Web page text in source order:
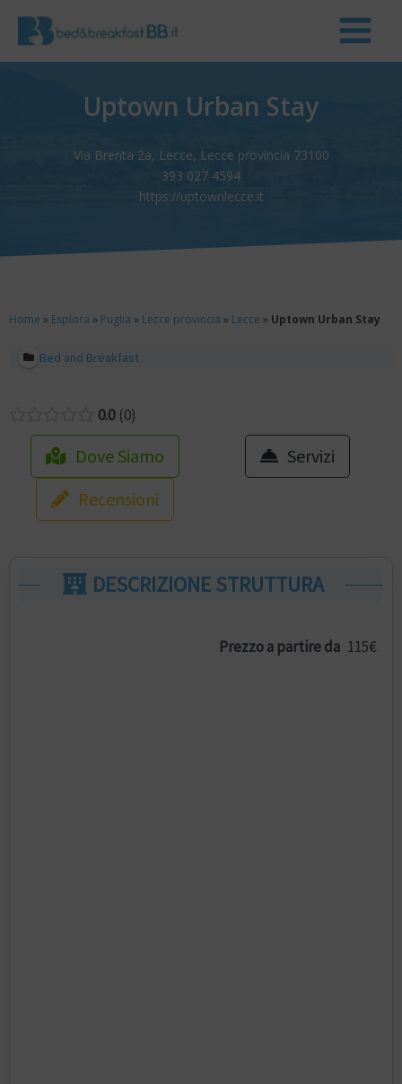
Uptown Urban Stay
Via Brenta 2a, Lecce, Lecce provincia 73100
393 027 4594
https://uptownlecce.it
Home » Esplora » Puglia » Lecce provincia » Lecce » Uptown Urban Stay
Bed and Breakfast
0.0 0
Dove Siamo
Servizi
Recensioni
DESCRIZIONE STRUTTURA
Prezzo a partire da 115€